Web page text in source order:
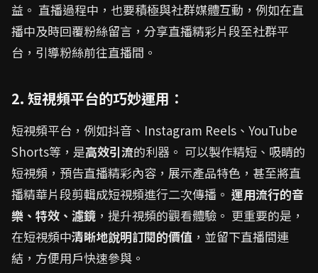
益。 直播過程中，也要積極與社群媒體互動，例如在直
播中及時回覆粉絲留言，分享直播精彩片段至社群平
台，引導粉絲前往直播間。
2. 短視頻平台的巧妙運用：
短視頻平台，例如抖音、Instagram Reels、YouTube
Shorts等，是高效引流的利器。 可以製作精短、吸睛的
短視頻，預告直播精彩內容，展示產品特色，甚至將直
播精華片段剪輯成短視頻進行二次傳播。 運用流行的音
樂、特效、濾鏡 ，提升視頻的觀看體驗。 更重要的是，
在短視頻中清晰地說明訂閱的價值 ，並留下直播間連
結，方便用戶快速參與。